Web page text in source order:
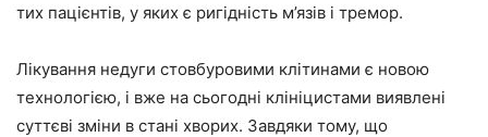
тих пацієнтів, у яких є ригідність м’язів і тремор.
Лікування недуги стовбуровими клітинами є новою
технологією, і вже на сьогодні клініцистами виявлені
суттєві зміни в стані хворих. Завдяки тому, що